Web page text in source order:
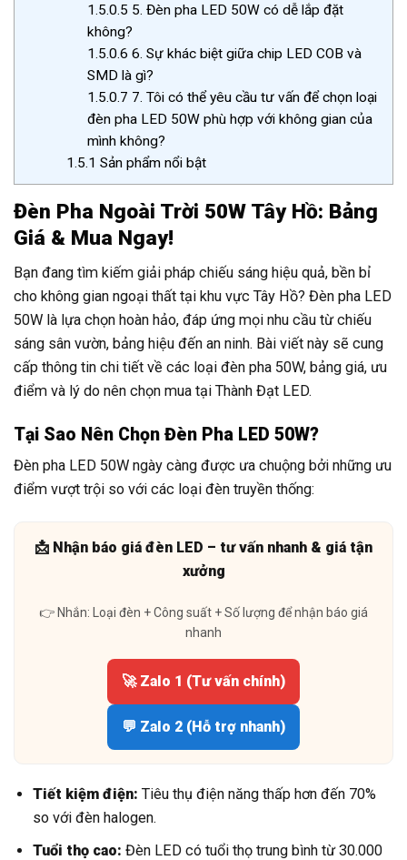
1.5.0.5 5. Đèn pha LED 50W có dễ lắp đặt
không?
1.5.0.6 6. Sự khác biệt giữa chip LED COB và
SMD là gì?
1.5.0.7 7. Tôi có thể yêu cầu tư vấn để chọn loại
đèn pha LED 50W phù hợp với không gian của
mình không?
1.5.1 Sản phẩm nổi bật
Đèn Pha Ngoài Trời 50W Tây Hồ: Bảng
Giá & Mua Ngay!
Bạn đang tìm kiếm giải pháp chiếu sáng hiệu quả, bền bỉ
cho không gian ngoại thất tại khu vực Tây Hồ? Đèn pha LED
50W là lựa chọn hoàn hảo, đáp ứng mọi nhu cầu từ chiếu
sáng sân vườn, bảng hiệu đến an ninh. Bài viết này sẽ cung
cấp thông tin chi tiết về các loại đèn pha 50W, bảng giá, ưu
điểm và lý do nên chọn mua tại Thành Đạt LED.
Tại Sao Nên Chọn Đèn Pha LED 50W?
Đèn pha LED 50W ngày càng được ưa chuộng bởi những ưu
điểm vượt trội so với các loại đèn truyền thống:
📩 Nhận báo giá đèn LED – tư vấn nhanh & giá tận
xưởng
👉 Nhắn: Loại đèn + Công suất + Số lượng để nhận báo giá
nhanh
🚀 Zalo 1 (Tư vấn chính)
💬 Zalo 2 (Hỗ trợ nhanh)
Tiết kiệm điện: Tiêu thụ điện năng thấp hơn đến 70%
so với đèn halogen.
Tuổi thọ cao: Đèn LED có tuổi thọ trung bình từ 30.000